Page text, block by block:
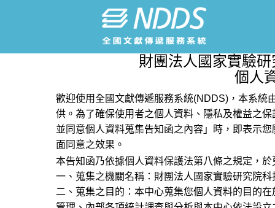
財團法人國家實驗
個人
歡迎使用全國文獻傳遞服務系統(NDDS)，本系統
供。為了確保使用者之個人資料、隱私及權益之
並同意個人資料蒐集告知函之內容」時，即表示
面同意之效果。
本告知函乃依據個人資料保護法第八條之規定，
一、蒐集之機關名稱：財團法人國家實驗研究院
二、蒐集之目的：本中心蒐集您個人資料的目的